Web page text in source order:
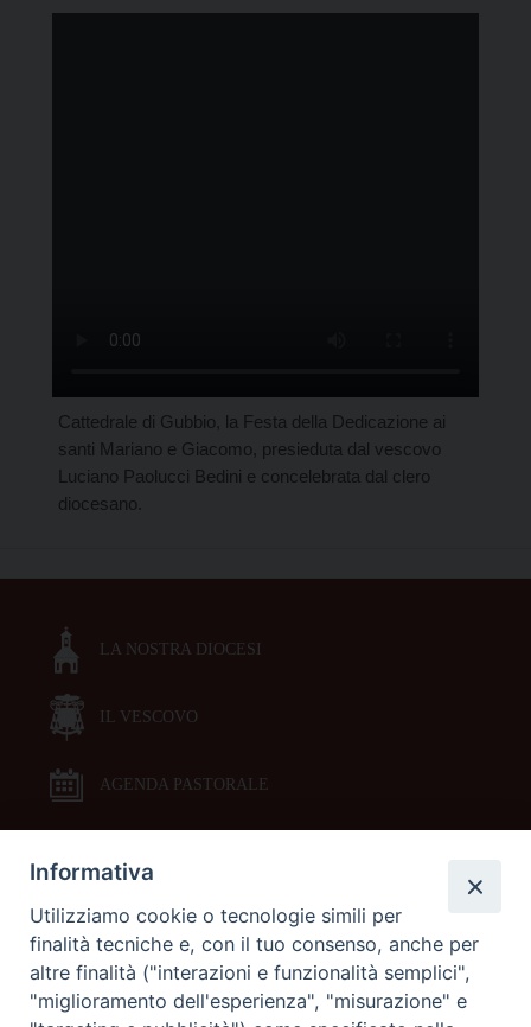
Cattedrale di Gubbio, la Festa della Dedicazione ai
santi Mariano e Giacomo, presieduta dal vescovo
Luciano Paolucci Bedini e concelebrata dal clero
diocesano.
LA NOSTRA DIOCESI
IL VESCOVO
AGENDA PASTORALE
DOCUMENTI PASTORALI
ORARI MESSE
LITURGIA DELLE ORE
Informativa
Utilizziamo cookie o tecnologie simili per
finalità tecniche e, con il tuo consenso, anche per
altre finalità ("interazioni e funzionalità semplici",
"miglioramento dell'esperienza", "misurazione" e